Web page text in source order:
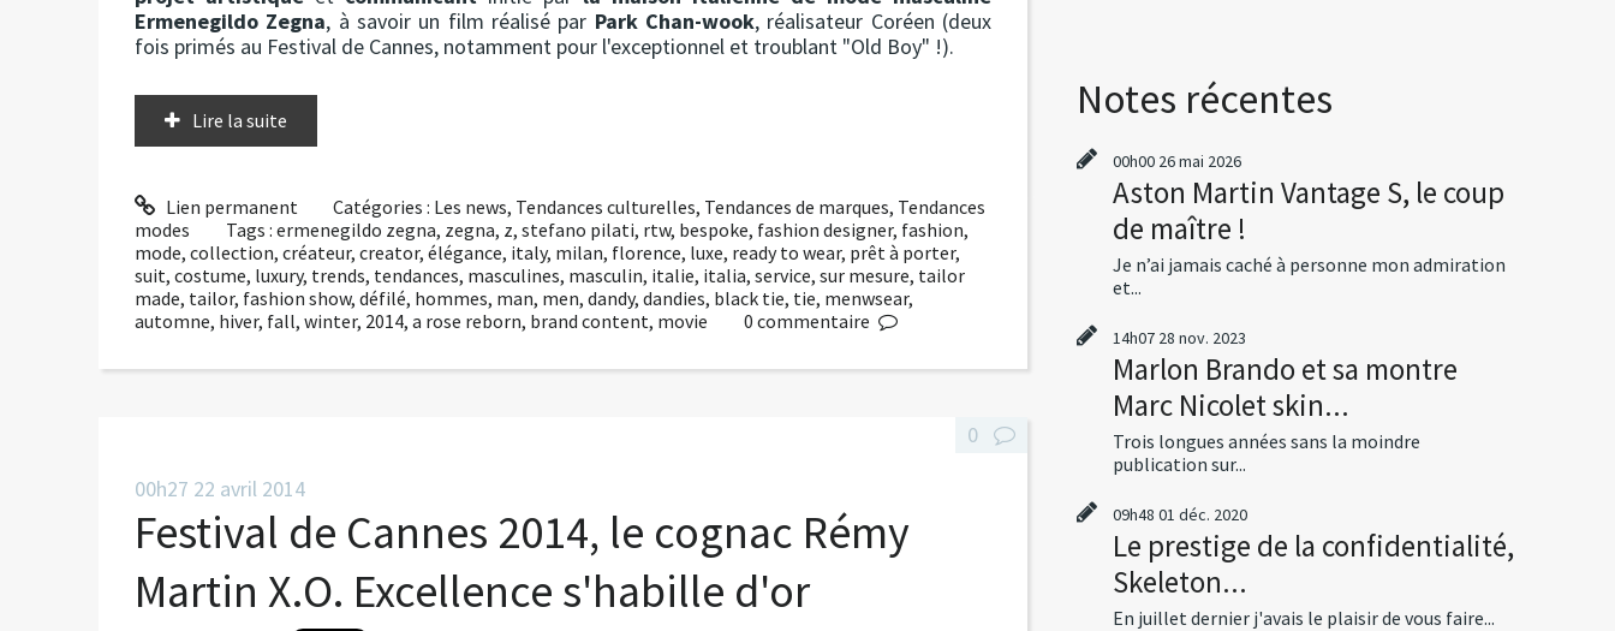
Ermenegildo Zegna, à savoir un film réalisé par Park Chan-wook, réalisateur Coréen (deux
fois primés au Festival de Cannes, notamment pour l'exceptionnel et troublant "Old Boy" !).
Lire la suite
Lien permanent Catégories : Les news, Tendances culturelles, Tendances de marques, Tendances
modes
Tags : ermenegildo zegna, zegna, z, stefano pilati, rtw, bespoke, fashion designer, fashion,
mode, collection, créateur, creator, élégance, italy, milan, florence, luxe, ready to wear, prêt à porter,
suit, costume, luxury, trends, tendances, masculines, masculin, italie, italia, service, sur mesure, tailor
made, tailor, fashion show, défilé, hommes, man, men, dandy, dandies, black tie, tie, menwsear,
automne, hiver, fall, winter, 2014, a rose reborn, brand content, movie 0 commentaire
00h27 22 avril 2014
Festival de Cannes 2014, le cognac Rémy
Martin X.O. Excellence s'habille d'or
0
Notes récentes
00h00 26mai 2026
Aston Martin Vantage S, le coup
de maître !
Je n’ai jamais caché à personne mon admiration
et...
14h07 28 nov. 2023
Marlon Brando et sa montre
Marc Nicolet skin...
Trois longues années sans la moindre
publication sur...
09h48 01 déc. 2020
Le prestige de la confidentialité,
Skeleton...
En juillet dernier j'avais le plaisir de vous faire...